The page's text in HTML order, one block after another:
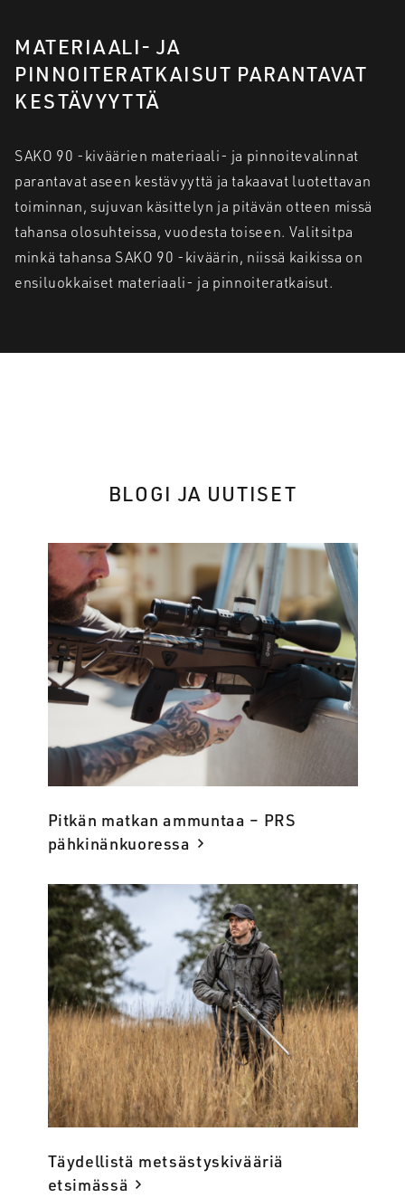
MATERIAALI- JA
PINNOITERATKAISUT PARANTAVAT
KESTÄVYYTTÄ
SAKO 90 -kiväärien materiaali- ja pinnoitevalinnat
parantavat aseen kestävyyttä ja takaavat luotettavan
toiminnan, sujuvan käsittelyn ja pitävän otteen missä
tahansa olosuhteissa, vuodesta toiseen. Valitsitpa
minkä tahansa SAKO 90 -kiväärin, niissä kaikissa on
ensiluokkaiset materiaali- ja pinnoiteratkaisut.
BLOGI JA UUTISET
Pitkän matkan ammuntaa – PRS
pähkinänkuoressa
Täydellistä metsästyskivääriä
etsimässä